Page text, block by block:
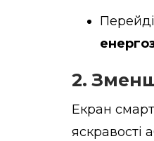
2.
Екран
яскравості